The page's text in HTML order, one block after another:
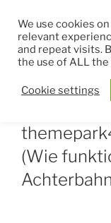
Inhalt
springen
AM
(Wie
We use cookies
relevant
and repeat visits.
the use of ALL
Cookie settings